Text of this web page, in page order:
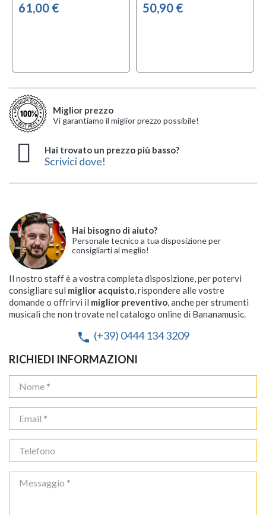
61,00 € 50,90 €
Miglior prezzo
Vi garantiamo il miglior prezzo possibile!
Hai trovato un prezzo più basso?
Scrivici dove!
Hai bisogno di aiuto?
Personale tecnico a tua disposizione per
consigliarti al meglio!
Il nostro staff è a vostra completa disposizione, per potervi
consigliare sul miglior acquisto, rispondere alle vostre
domande o offrirvi il miglior preventivo, anche per strumenti
musicali che non trovate nel catalogo online di Bananamusic.
phone (+39) 0444 134 3209
RICHIEDI INFORMAZIONI